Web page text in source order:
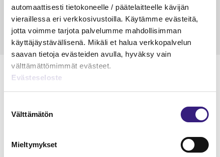
automaattisesti tietokoneelle / päätelaitteelle kävijän
vieraillessa eri verkkosivustoilla. Käytämme evästeitä,
jotta voimme tarjota palvelumme mahdollisimman
käyttäjäystävällisenä. Mikäli et halua verkkopalvelun
saavan tietoja evästeiden avulla, hyväksy vain
välttämättömimmät evästeet.
Evästeseloste
valinta
Välttämätön
Mieltymykset
10 min